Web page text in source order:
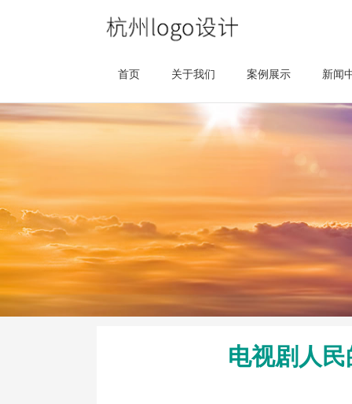
首页 关于我们 案例展示 新闻
电视剧人